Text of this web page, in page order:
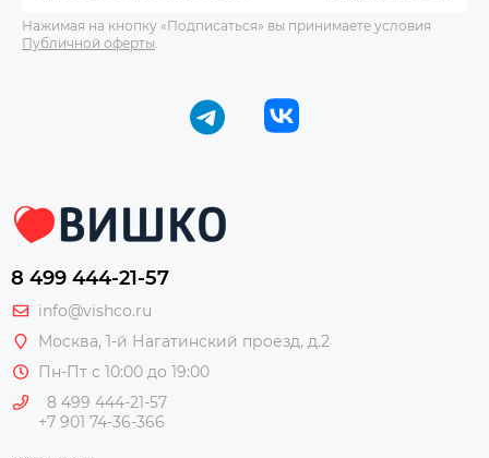
Нажимая на кнопку «Подписаться» вы принимаете условия
Публичной оферты
8 499 444-21-57
info@vishco.ru
Москва, 1-й Нагатинский проезд, д.2
Пн-Пт с 10:00 до 19:00
8 499 444-21-57
+7 901 74-36-366